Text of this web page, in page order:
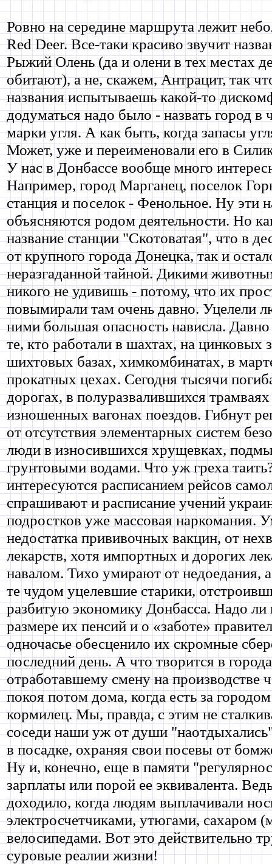
Ровно на середине маршрута лежит
Red Deer. Все-таки красиво звучит
Рыжий Олень (да и олени в тех местах
обитают), а не, скажем, Антрацит, так
названия испытываешь какой-то
додуматься надо было - назвать город в
марки угля. А как быть, когда запасы
Может, уже и переименовали его в
У нас в Донбассе вообще много
Например, город Марганец, поселок
станция и поселок - Фенольное. Ну эти
объясняются родом деятельности. Но
название станции "Cкотоватая", что в
от крупного города Донецка, так и
неразгаданной тайной. Дикими
никого не удивишь - потому, что их
повымирали там очень давно. Уцелели
ними большая опасность нависла.
те, кто работали в шахтах, на цинковых
шихтовых базах, химкомбинатах, в
прокатных цехах. Сегодня тысячи
дорогах, в полуразвалившихся
изношенных вагонах поездов. Гибнут
от отсутствия элементарных систем
люди в износившихся хрущевках,
грунтовыми водами. Что уж греха
интересуются расписанием рейсов
спрашивают и расписание учений
подростков уже массовая наркомания.
недостатка прививочных вакцин, от
лекарств, хотя импортных и дорогих
навалом. Тихо умирают от недоедания,
те чудом уцелевшие старики,
разбитую экономику Донбасса. Надо ли
размере их пенсий и о «заботе»
одночасье обесценило их скромные
последний день. А что творится в
отработавшему смену на производстве
покоя потом дома, когда есть за
кормилец. Мы, правда, с этим не
соседи наши уж от души
в посадке, охраняя свои посевы от
Ну и, конечно, еще в памяти
зарплаты или порой ее эквивалента.
доходило, когда людям выплачивали
электросчетчиками, утюгами, сахаром
велосипедами. Вот это действительно
суровые реалии жизни!